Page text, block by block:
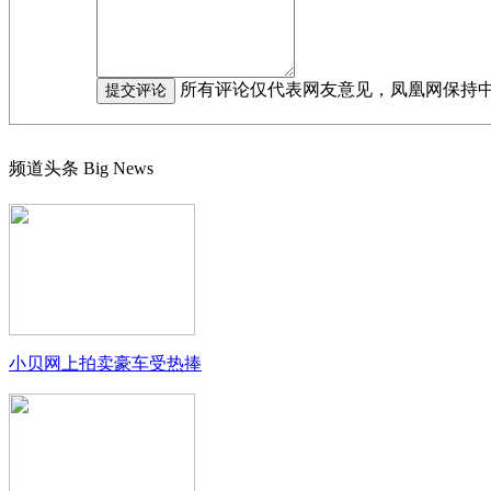
所有评论仅代表网友意见，凤凰网保持
频道头条 Big News
小贝网上拍卖豪车受热捧